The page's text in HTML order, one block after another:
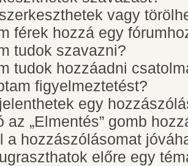
vagy
férek hozzá egy
tudok szavazni?
tudok hozzáadni
figyelmeztetést?
egy
az „Elmentés” gomb
a hozzászólásomat
előre egy